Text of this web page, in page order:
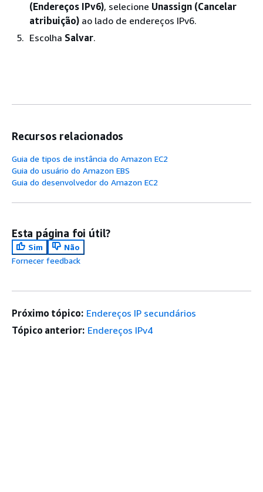
(Endereços IPv6), selecione Unassign (Cancelar
atribuição) ao lado de endereços IPv6.
Escolha Salvar.
Recursos relacionados
Guia de tipos de instância do Amazon EC2
Guia do usuário do Amazon EBS
Guia do desenvolvedor do Amazon EC2
Esta página foi útil?
Sim
Não
Fornecer feedback
Próximo tópico: Endereços IP secundários
Tópico anterior: Endereços IPv4